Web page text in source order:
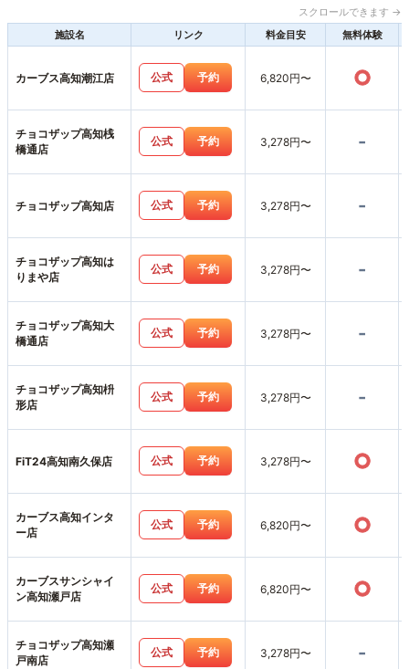
スクロールできます →
施設名
リンク 料金目安 無料体験
カーブス高知潮江店 公式 予約 6,820円〜 ○
チョコザップ高知桟
橋通店
公式 予約 3,278円〜 -
チョコザップ高知店 公式 予約 3,278円〜 -
チョコザップ高知は
りまや店
公式 予約 3,278円〜 -
チョコザップ高知大
橋通店
公式 予約 3,278円〜 -
チョコザップ高知枡
形店
公式 予約 3,278円〜 -
FiT24高知南久保店 公式 予約 3,278円〜 ○
カーブス高知インタ
ー店
公式 予約 6,820円〜 ○
カーブスサンシャイ
ン高知瀬戸店
公式 予約 6,820円〜 ○
チョコザップ高知瀬
戸南店
公式 予約 3,278円〜 -